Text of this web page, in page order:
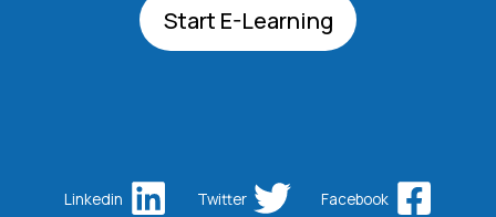
Start E-Learning
Facebook
Twitter
Linkedin